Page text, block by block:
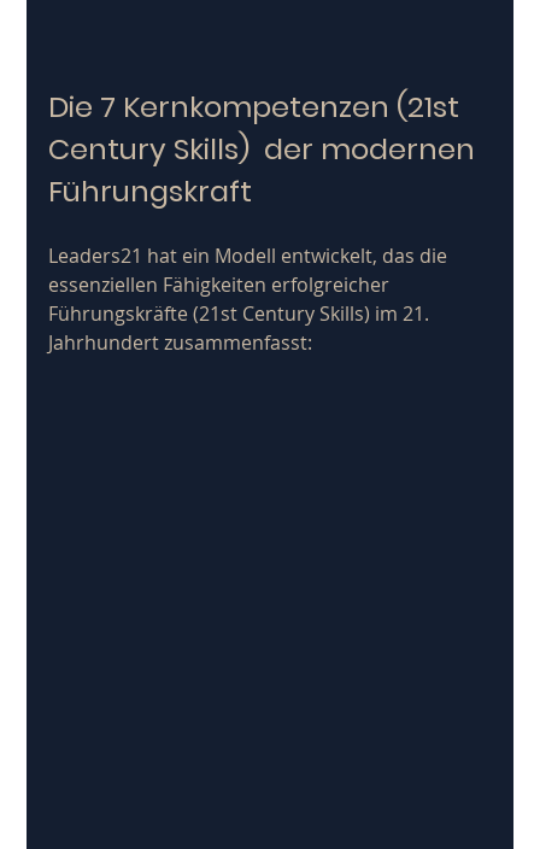
Die 7 Kernkompetenzen (21st
Century Skills)  der modernen
Führungskraft
Leaders21 hat ein Modell entwickelt, das die
essenziellen Fähigkeiten erfolgreicher
Führungskräfte (21st Century Skills) im 21.
Jahrhundert zusammenfasst: